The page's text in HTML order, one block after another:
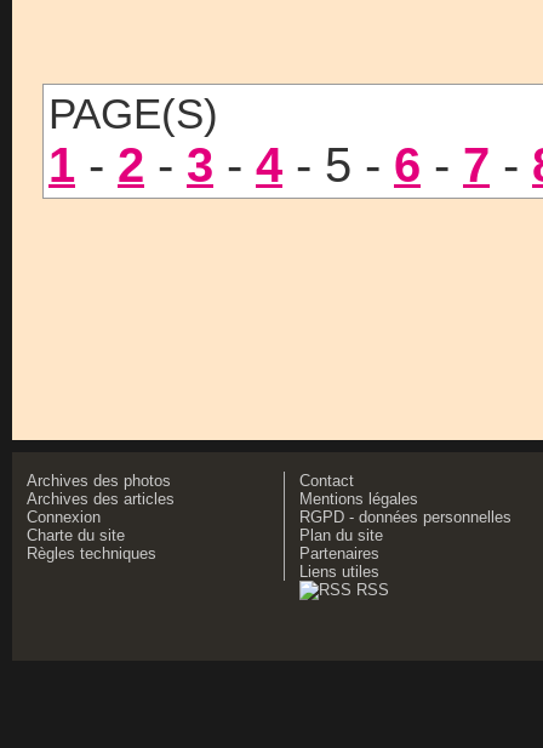
PAGE(S)
1 - 2 - 3 - 4 - 5 - 6 - 7 -
Archives des photos
Archives des articles
Connexion
Charte du site
Règles techniques
Contact
Mentions légales
RGPD - données personnelles
Plan du site
Partenaires
Liens utiles
RSS